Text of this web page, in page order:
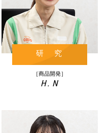
研 究
［商品開発］
H. N